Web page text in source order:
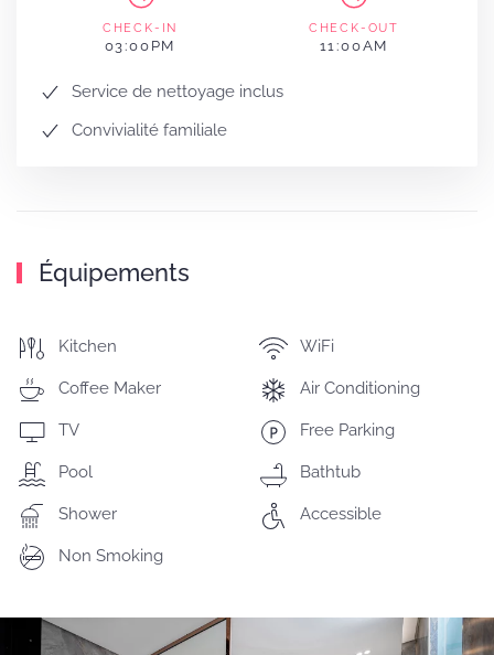
CHECK-IN
03:00PM
CHECK-OUT
11:00AM
Service de nettoyage inclus
Convivialité familiale
Équipements
Kitchen WiFi
Coffee Maker Air Conditioning
TV Free Parking
Pool Bathtub
Shower Accessible
Non Smoking